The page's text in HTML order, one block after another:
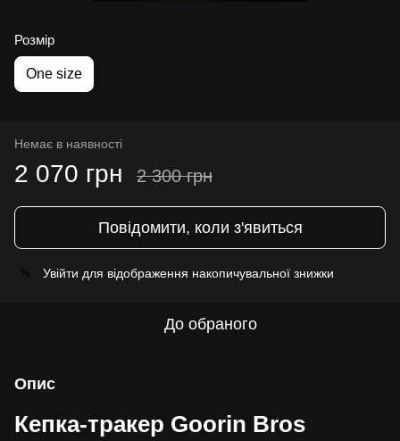
Розмір
One size
Немає в наявності
2 070 грн 2 300 грн
Повідомити, коли з'явиться
% Увійти для відображення накопичувальної знижки
До обраного
Опис
Кепка-тракер Goorin Bros